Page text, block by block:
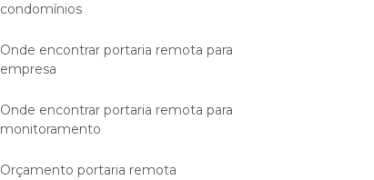
condomínios
Onde encontrar portaria remota para
empresa
Onde encontrar portaria remota para
monitoramento
Orçamento portaria remota